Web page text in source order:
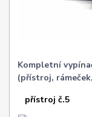
Kompletní
(přístroj,
přístroj č.5